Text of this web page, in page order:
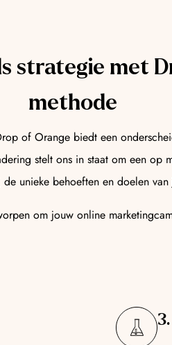
strategie met
methode
of Orange biedt een
stelt ons in staat om een
unieke behoeften en doelen
om jouw online